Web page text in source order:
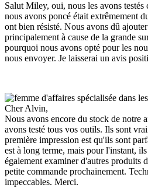
Salut Miley, oui, nous les avons
nous avons poncé était extrêmement
ont bien résisté. Nous avons dû
principalement à cause de la grande
pourquoi nous avons opté pour les
nous envoyer. Je laisserai un avis
Cher Alvin,
Nous avons encore du stock de notre
avons testé tous vos outils. Ils sont
première impression est qu'ils sont
est à long terme, mais pour l'instant,
également examiner d'autres produits
petite commande prochainement.
impeccables. Merci.